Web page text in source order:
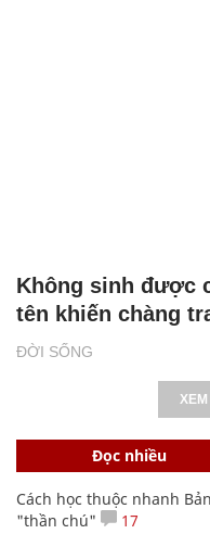
ĐỜI SỐNG
Không sinh được
tên khiến chàng
Đọc nhiều
Cách học thuộc nhanh
"thần chú"
17